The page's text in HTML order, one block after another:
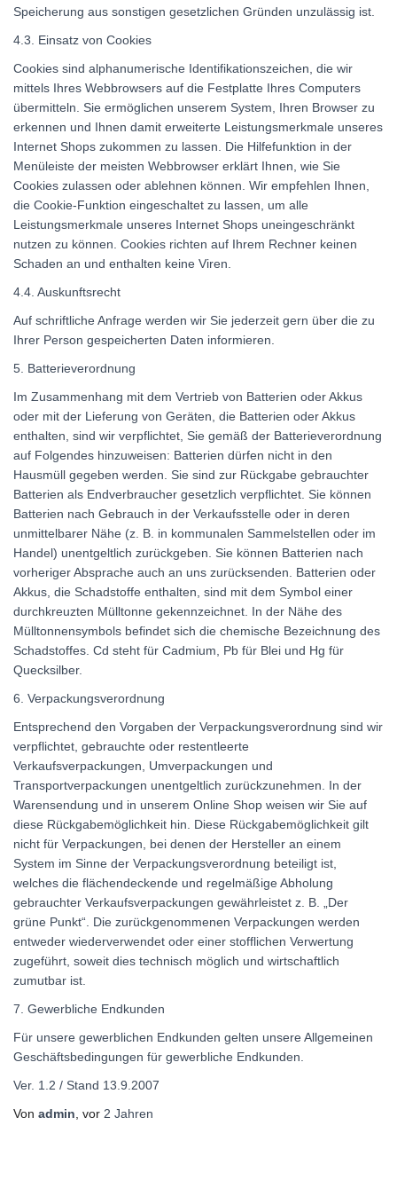
Speicherung aus sonstigen gesetzlichen Gründen unzulässig ist.
4.3. Einsatz von Cookies
Cookies sind alphanumerische Identifikationszeichen, die wir
mittels Ihres Webbrowsers auf die Festplatte Ihres Computers
übermitteln. Sie ermöglichen unserem System, Ihren Browser zu
erkennen und Ihnen damit erweiterte Leistungsmerkmale unseres
Internet Shops zukommen zu lassen. Die Hilfefunktion in der
Menüleiste der meisten Webbrowser erklärt Ihnen, wie Sie
Cookies zulassen oder ablehnen können. Wir empfehlen Ihnen,
die Cookie-Funktion eingeschaltet zu lassen, um alle
Leistungsmerkmale unseres Internet Shops uneingeschränkt
nutzen zu können. Cookies richten auf Ihrem Rechner keinen
Schaden an und enthalten keine Viren.
4.4. Auskunftsrecht
Auf schriftliche Anfrage werden wir Sie jederzeit gern über die zu
Ihrer Person gespeicherten Daten informieren.
5. Batterieverordnung
Im Zusammenhang mit dem Vertrieb von Batterien oder Akkus
oder mit der Lieferung von Geräten, die Batterien oder Akkus
enthalten, sind wir verpflichtet, Sie gemäß der Batterieverordnung
auf Folgendes hinzuweisen: Batterien dürfen nicht in den
Hausmüll gegeben werden. Sie sind zur Rückgabe gebrauchter
Batterien als Endverbraucher gesetzlich verpflichtet. Sie können
Batterien nach Gebrauch in der Verkaufsstelle oder in deren
unmittelbarer Nähe (z. B. in kommunalen Sammelstellen oder im
Handel) unentgeltlich zurückgeben. Sie können Batterien nach
vorheriger Absprache auch an uns zurücksenden. Batterien oder
Akkus, die Schadstoffe enthalten, sind mit dem Symbol einer
durchkreuzten Mülltonne gekennzeichnet. In der Nähe des
Mülltonnensymbols befindet sich die chemische Bezeichnung des
Schadstoffes. Cd steht für Cadmium, Pb für Blei und Hg für
Quecksilber.
6. Verpackungsverordnung
Entsprechend den Vorgaben der Verpackungsverordnung sind wir
verpflichtet, gebrauchte oder restentleerte
Verkaufsverpackungen, Umverpackungen und
Transportverpackungen unentgeltlich zurückzunehmen. In der
Warensendung und in unserem Online Shop weisen wir Sie auf
diese Rückgabemöglichkeit hin. Diese Rückgabemöglichkeit gilt
nicht für Verpackungen, bei denen der Hersteller an einem
System im Sinne der Verpackungsverordnung beteiligt ist,
welches die flächendeckende und regelmäßige Abholung
gebrauchter Verkaufsverpackungen gewährleistet z. B. „Der
grüne Punkt“. Die zurückgenommenen Verpackungen werden
entweder wiederverwendet oder einer stofflichen Verwertung
zugeführt, soweit dies technisch möglich und wirtschaftlich
zumutbar ist.
7. Gewerbliche Endkunden
Für unsere gewerblichen Endkunden gelten unsere Allgemeinen
Geschäftsbedingungen für gewerbliche Endkunden.
Ver. 1.2 / Stand 13.9.2007
Von admin , vor 2 Jahren